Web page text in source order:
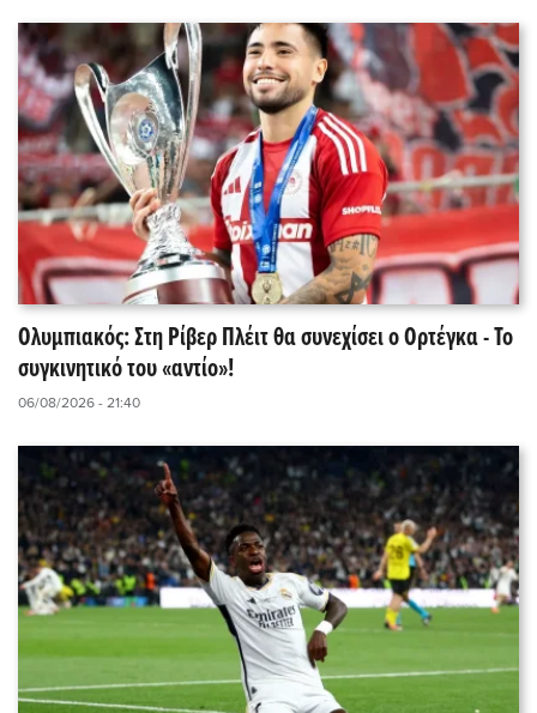
Ολυμπιακός: Στη Ρίβερ Πλέιτ θα συνεχίσει ο Ορτέγκα - Το
συγκινητικό του «αντίο»!
06/08/2026 - 21:40